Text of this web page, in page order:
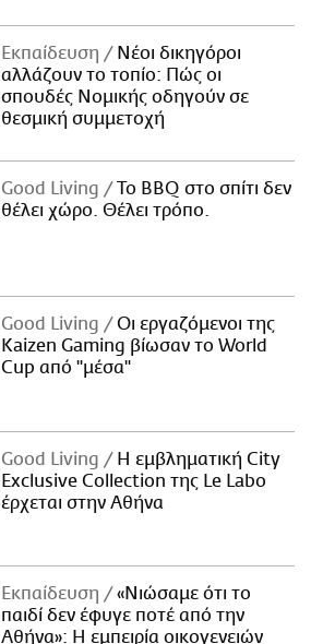
Εκπαίδευση
Νέοι δικηγόροι
αλλάζουν το τοπίο: Πώς οι
σπουδές Νομικής οδηγούν σε
θεσμική συμμετοχή
Good Living
Το BBQ στο σπίτι δεν
θέλει χώρο. Θέλει τρόπο.
Good Living
Οι εργαζόμενοι της
Kaizen Gaming βίωσαν το World
Cup από "μέσα"
Good Living
Η εμβληματική City
Exclusive Collection της Le Labo
έρχεται στην Αθήνα
Εκπαίδευση
«Νιώσαμε ότι το
παιδί δεν έφυγε ποτέ από την
Αθήνα»: Η εμπειρία οικογενειών